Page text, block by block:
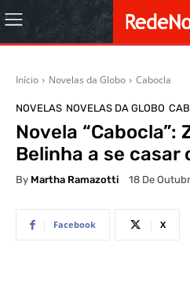
Início Novelas da Globo Cabocla
NOVELAS NOVELAS DA GLOBO
Novela “Cabocla”:
Belinha a se casar
By Martha Ramazotti 18 De
Facebook X